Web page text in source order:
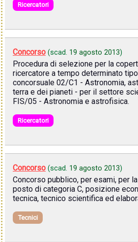
Ricercatori
Concorso (scad. 19 agosto 2013)
Procedura di selezione per la
ricercatore a tempo determinato
concorsuale 02/C1 - Astronomia,
terra e dei pianeti - per il settore
FIS/05 - Astronomia e astrofisica.
Ricercatori
Concorso (scad. 19 agosto 2013)
Concorso pubblico, per esami, per
posto di categoria C, posizione
tecnica, tecnico scientifica ed
Tecnici